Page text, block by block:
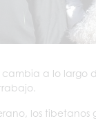
cambia a lo largo
los tibetanos